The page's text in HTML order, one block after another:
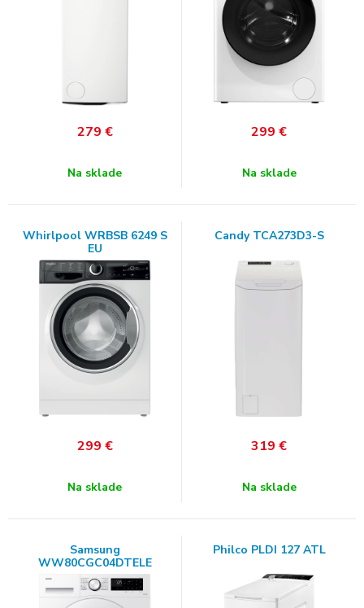
279 €
Na sklade
299 €
Na sklade
Whirlpool WRBSB 6249 S
EU
299 €
Na sklade
Candy TCA273D3-S
319 €
Na sklade
Samsung
WW80CGC04DTELE
Philco PLDI 127 ATL